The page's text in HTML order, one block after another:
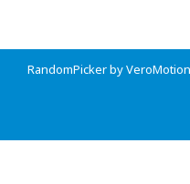
RandomPicker by